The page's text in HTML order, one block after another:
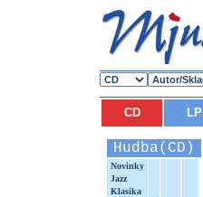
CD LP
Hudba(CD)
Novinky
Jazz
Klasika